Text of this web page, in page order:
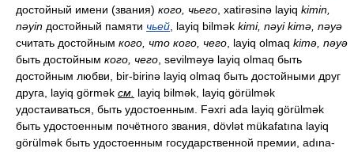
достойный имени (звания) кого, чьего , xatirəsinə layiq kimin,
nəyin достойный памяти чьей , layiq bilmək kimi, nəyi kimə, nəyə
считать достойным кого, что кого, чего , layiq olmaq kimə, nəyə
быть достойным кого, чего , sevilməyə layiq olmaq быть
достойным любви, bir-birinə layiq olmaq быть достойными друг
друга, layiq görmək см. layiq bilmək, layiq görülmək
удостаиваться, быть удостоенным. Fəxri ada layiq görülmək
быть удостоенным почётного звания, dövlət mükafatına layiq
görülmək быть удостоенным государственной премии, adına-